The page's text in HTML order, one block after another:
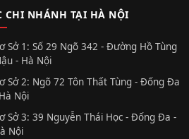
CHI NHÁNH TẠI HÀ NỘI
Sở 1: Số 29 Ngõ 342 - Đường Hồ Tùng
- Hà Nội
Sở 2: Ngõ 72 Tôn Thất Tùng - Đống Đa
Nội
Sở 3: 39 Nguyễn Thái Học - Đống Đa -
Nội